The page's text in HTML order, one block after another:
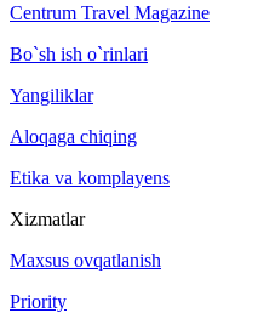
Centrum Travel Magazine
Bo`sh ish o`rinlari
Yangiliklar
Aloqaga chiqing
Etika va komplayens
Xizmatlar
Maxsus ovqatlanish
Priority